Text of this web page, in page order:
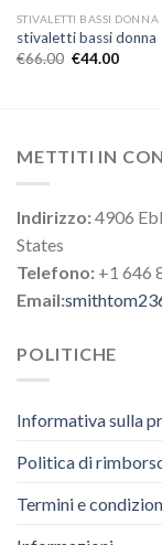
STIVALETTI BASSI DONNA
stivaletti bassi donna
€66.00 €44.00
METTITI IN
Indirizzo:4906
States
Telefono: +1 646
Email:
POLITICHE
Informativa sulla
Politica di
Termini e